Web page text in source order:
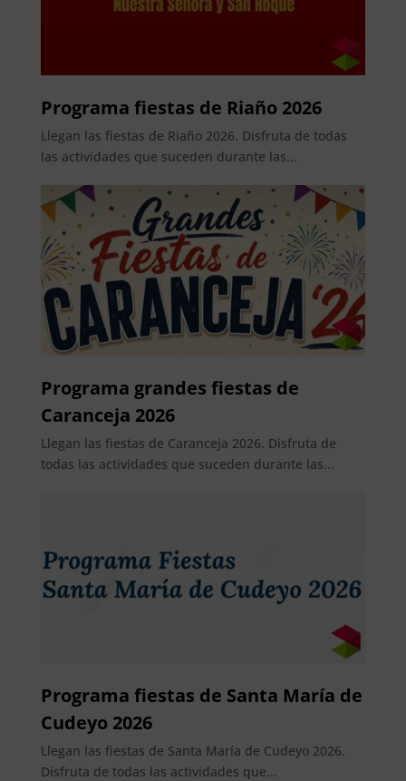
Programa fiestas de Riaño 2026
Llegan las fiestas de Riaño 2026. Disfruta de todas
las actividades que suceden durante las...
Programa grandes fiestas de
Caranceja 2026
Llegan las fiestas de Caranceja 2026. Disfruta de
todas las actividades que suceden durante las...
Programa fiestas de Santa María de
Cudeyo 2026
Llegan las fiestas de Santa María de Cudeyo 2026.
Disfruta de todas las actividades que...